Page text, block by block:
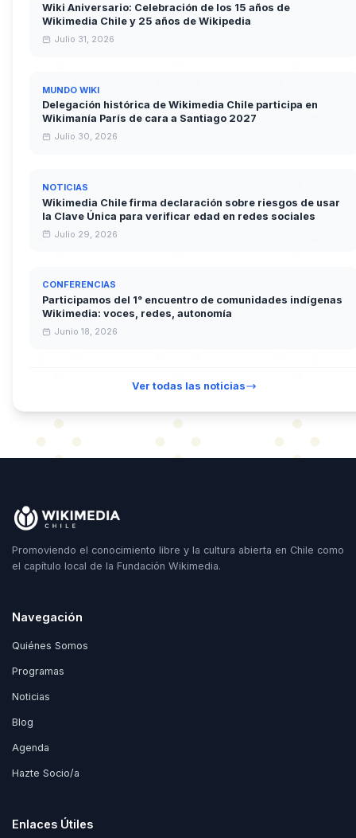
Wiki Aniversario: Celebración de los 15 años de
Wikimedia Chile y 25 años de Wikipedia
Julio 31, 2026
MUNDO WIKI
Delegación histórica de Wikimedia Chile participa en
Wikimanía París de cara a Santiago 2027
Julio 30, 2026
NOTICIAS
Wikimedia Chile firma declaración sobre riesgos de usar
la Clave Única para verificar edad en redes sociales
Julio 29, 2026
CONFERENCIAS
Participamos del 1° encuentro de comunidades indígenas
Wikimedia: voces, redes, autonomía
Junio 18, 2026
Ver todas las noticias
Promoviendo el conocimiento libre y la cultura abierta en Chile como
el capítulo local de la Fundación Wikimedia.
Navegación
Quiénes Somos
Programas
Noticias
Blog
Agenda
Hazte Socio/a
Enlaces Útiles